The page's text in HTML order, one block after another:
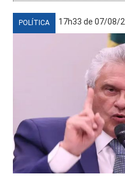
POLÍTICA 17h33 de 07/08/